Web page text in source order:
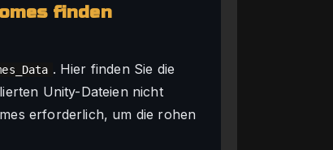
finden
. Hier finden Sie die
Unity-Dateien nicht
erforderlich, um die rohen